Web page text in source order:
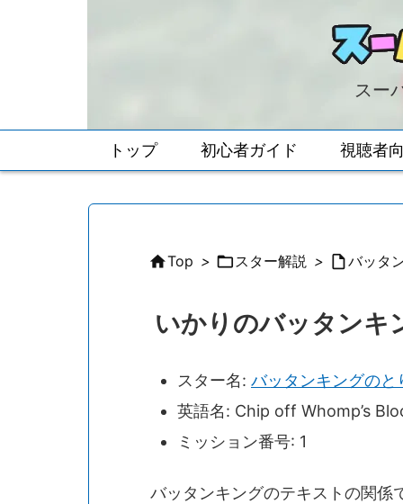
スー
トップ 初心者ガイド 視聴者
Top > スター解説 > バッタ
いかりのバッタンキ
スター名: バッタンキングのと
英語名: Chip off Whomp’s
ミッション番号: 1
バッタンキングのテキストの関係